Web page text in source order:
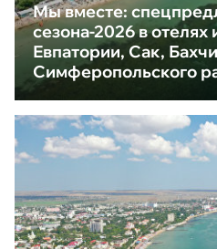
Мы вместе:
сезона-2026 в отелях
Евпатории, Сак,
Симферопольского